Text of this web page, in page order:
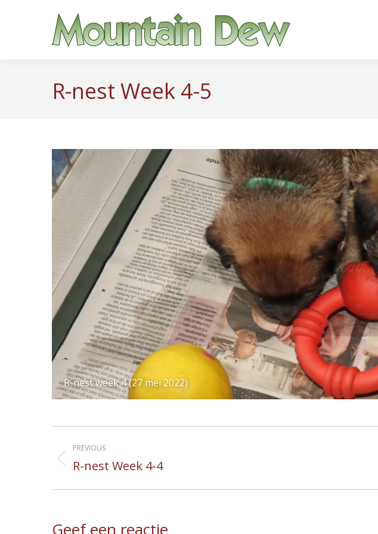
R-nest Week 4-5
R-nest week 4 (27 mei 2022)
Album
navigation
PREVIOUS
Previous
R-nest Week 4-4
Geef een reactie